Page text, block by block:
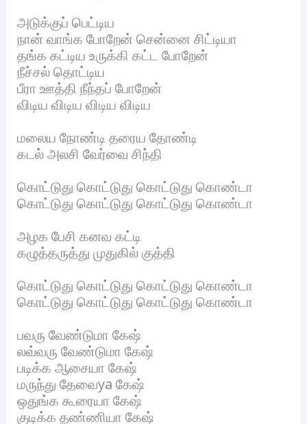
அடுக்குப் பெட்டிய
நான் வாங்க போறேன் சென்னை சிட்டியா
தங்க கட்டிய உருக்கி கட்ட போறேன்
நீச்சல் தொட்டிய
பீரா ஊத்தி நீந்தப் போறேன்
விடிய விடிய விடிய விடிய
மலைய நோண்டி தரைய தோண்டி
கடல் அலசி வேர்வை சிந்தி
கொட்டுது கொட்டுது கொட்டுது கொண்டா
கொட்டுது கொட்டுது கொட்டுது கொண்டா
அழக பேசி கனவ கட்டி
கழுத்தருத்து முதுகில் குத்தி
கொட்டுது கொட்டுது கொட்டுது கொண்டா
கொட்டுது கொட்டுது கொட்டுது கொண்டா
பவரு வேண்டுமா கேஷ்
லவ்வரு வேண்டுமா கேஷ்
படிக்க ஆசையா கேஷ்
மருந்து தேவைya கேஷ்
ஒதுங்க கூரையா கேஷ்
குடிக்க தண்ணியா கேஷ்